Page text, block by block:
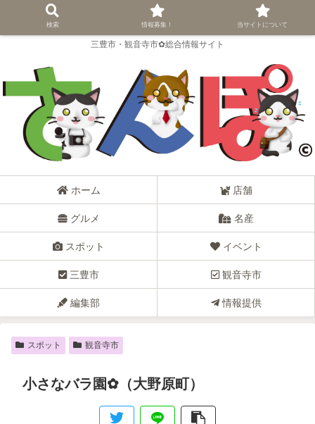
三豊市・観音寺市✿総合情報サイト
ホーム 店舗
グルメ 名産
スポット イベント
三豊市 観音寺市
編集部 情報提供
スポット 観音寺市
小さなバラ園✿（大野原町）
検索 情報募集！ 当サイトについて